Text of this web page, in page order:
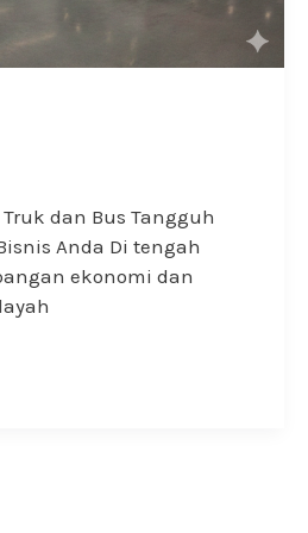
dan Bus Tangguh
Anda Di tengah
ekonomi dan